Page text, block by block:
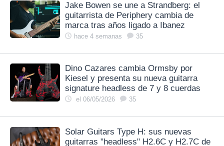
Jake Bowen se une a Strandberg: el
guitarrista de Periphery cambia de
marca tras años ligado a Ibanez
hace 4 semanas 35
Dino Cazares cambia Ormsby por
Kiesel y presenta su nueva guitarra
signature headless de 7 y 8 cuerdas
el 06/05/2026 35
Solar Guitars Type H: sus nuevas
guitarras "headless" H2.6C y H2.7C de